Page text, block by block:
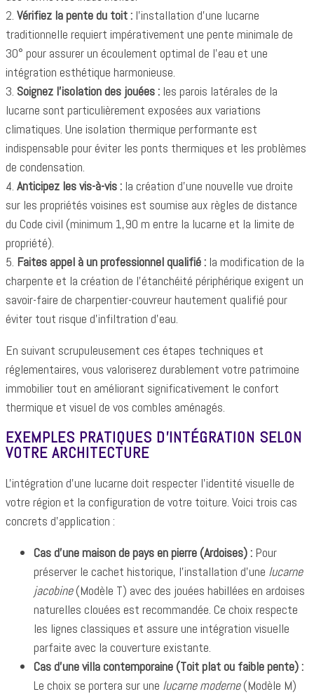
2. Vérifiez la pente du toit : l'installation d'une lucarne
traditionnelle requiert impérativement une pente minimale de
30° pour assurer un écoulement optimal de l'eau et une
intégration esthétique harmonieuse.
3. Soignez l'isolation des jouées : les parois latérales de la
lucarne sont particulièrement exposées aux variations
climatiques. Une isolation thermique performante est
indispensable pour éviter les ponts thermiques et les problèmes
de condensation.
4. Anticipez les vis-à-vis : la création d'une nouvelle vue droite
sur les propriétés voisines est soumise aux règles de distance
du Code civil (minimum 1,90 m entre la lucarne et la limite de
propriété).
5. Faites appel à un professionnel qualifié : la modification de la
charpente et la création de l'étanchéité périphérique exigent un
savoir-faire de charpentier-couvreur hautement qualifié pour
éviter tout risque d'infiltration d'eau.
En suivant scrupuleusement ces étapes techniques et
réglementaires, vous valoriserez durablement votre patrimoine
immobilier tout en améliorant significativement le confort
thermique et visuel de vos combles aménagés.
EXEMPLES PRATIQUES D'INTÉGRATION SELON
VOTRE ARCHITECTURE
L'intégration d'une lucarne doit respecter l'identité visuelle de
votre région et la configuration de votre toiture. Voici trois cas
concrets d'application :
Cas d'une maison de pays en pierre (Ardoises) : Pour
préserver le cachet historique, l'installation d'une lucarne
jacobine(Modèle T) avec des jouées habillées en ardoises
naturelles clouées est recommandée. Ce choix respecte
les lignes classiques et assure une intégration visuelle
parfaite avec la couverture existante.
Cas d'une villa contemporaine (Toit plat ou faible pente) :
Le choix se portera sur une lucarne moderne(Modèle M)